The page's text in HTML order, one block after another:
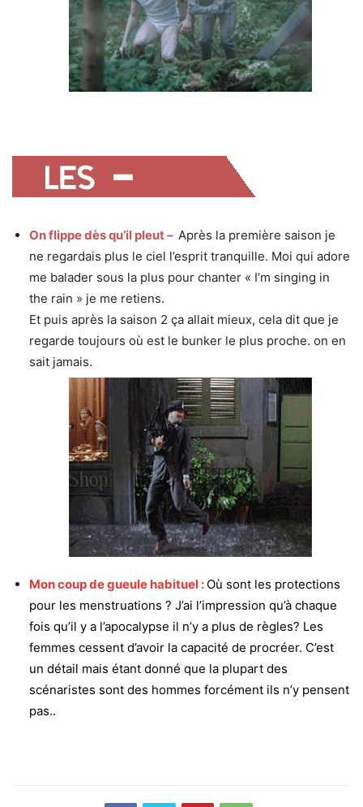
On flippe dès qu’il pleut – Après la première saison je
ne regardais plus le ciel l’esprit tranquille. Moi qui adore
me balader sous la plus pour chanter « I’m singing in
the rain » je me retiens.
Et puis après la saison 2 ça allait mieux, cela dit que je
regarde toujours où est le bunker le plus proche. on en
sait jamais.
Mon coup de gueule habituel : Où sont les protections
pour les menstruations ? J’ai l’impression qu’à chaque
fois qu’il y a l’apocalypse il n’y a plus de règles? Les
femmes cessent d’avoir la capacité de procréer. C’est
un détail mais étant donné que la plupart des
scénaristes sont des hommes forcément ils n’y pensent
pas..